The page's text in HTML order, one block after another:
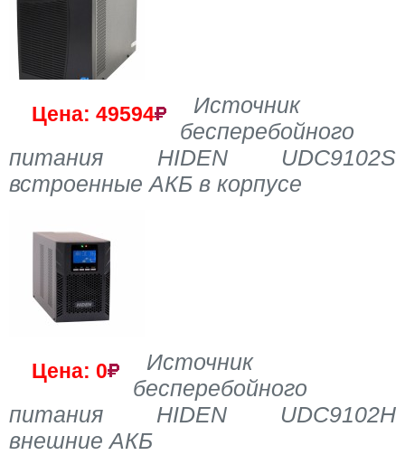
Цена: 49594
Источник
бесперебойного
питания HIDEN UDC9102S
встроенные АКБ в корпусе
Цена: 0
Источник
бесперебойного
питания HIDEN UDC9102H
внешние АКБ